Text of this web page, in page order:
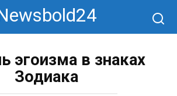
эгоизма в знаках
Зодиака